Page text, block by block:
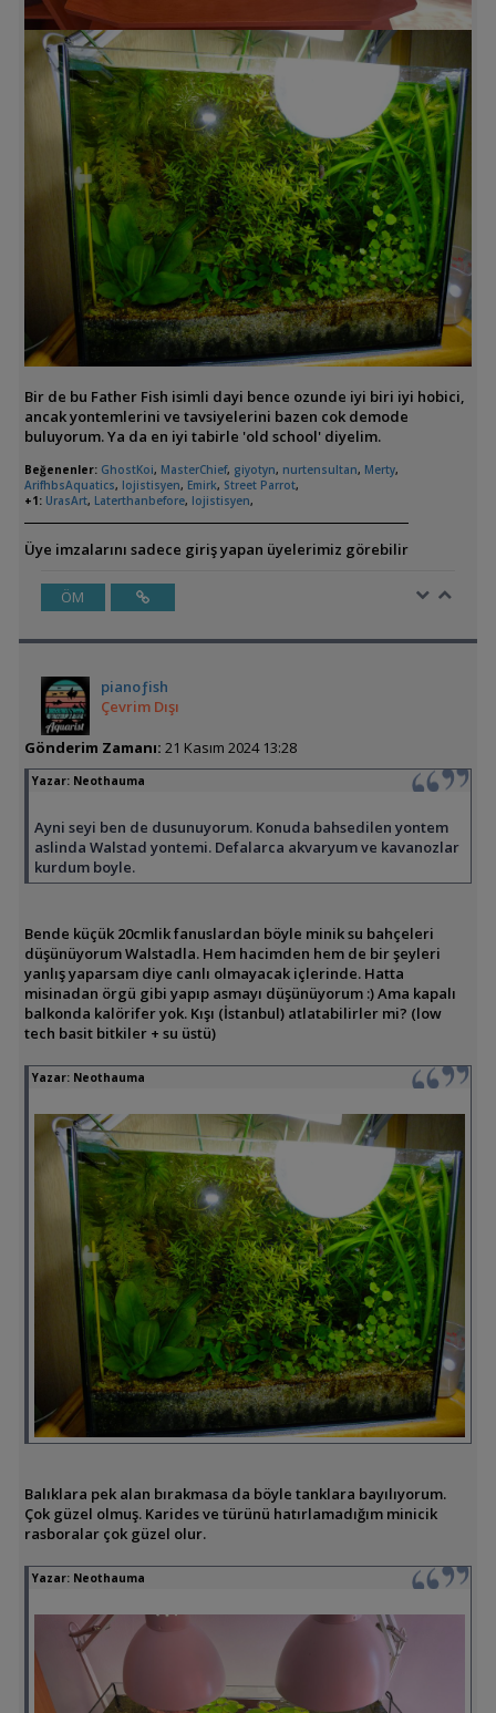
Bir de bu Father Fish isimli dayi bence ozunde iyi biri iyi hobici,
ancak yontemlerini ve tavsiyelerini bazen cok demode
buluyorum. Ya da en iyi tabirle 'old school' diyelim.
Beğenenler: GhostKoi, MasterChief, giyotyn, nurtensultan, Merty,
ArifhbsAquatics, lojistisyen, Emirk, Street Parrot,
+1: UrasArt, Laterthanbefore, lojistisyen,
Üye imzalarını sadece giriş yapan üyelerimiz görebilir
ÖM
pianoƒish
Çevrim Dışı
Gönderim Zamanı: 21 Kasım 2024 13:28
Yazar: Neothauma
Ayni seyi ben de dusunuyorum. Konuda bahsedilen yontem
aslinda Walstad yontemi. Defalarca akvaryum ve kavanozlar
kurdum boyle.
Bende küçük 20cmlik fanuslardan böyle minik su bahçeleri
düşünüyorum Walstadla. Hem hacimden hem de bir şeyleri
yanlış yaparsam diye canlı olmayacak içlerinde. Hatta
misinadan örgü gibi yapıp asmayı düşünüyorum :) Ama kapalı
balkonda kalörifer yok. Kışı (İstanbul) atlatabilirler mi? (low
tech basit bitkiler + su üstü)
Yazar: Neothauma
Balıklara pek alan bırakmasa da böyle tanklara bayılıyorum.
Çok güzel olmuş. Karides ve türünü hatırlamadığım minicik
rasboralar çok güzel olur.
Yazar: Neothauma